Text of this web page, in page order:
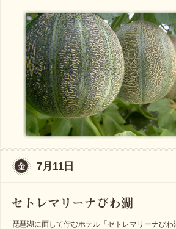
7月11日
琵琶湖に面して佇むホテル「セトレマリーナび